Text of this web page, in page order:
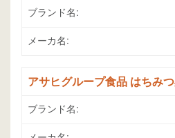
ブランド名:
メーカ名:
アサヒグループ食品 はちみ
ブランド名: